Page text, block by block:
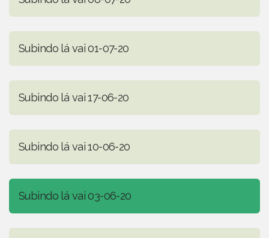
Subindo lá vai 01-07-20
Subindo lá vai 17-06-20
Subindo lá vai 10-06-20
Subindo lá vai 03-06-20